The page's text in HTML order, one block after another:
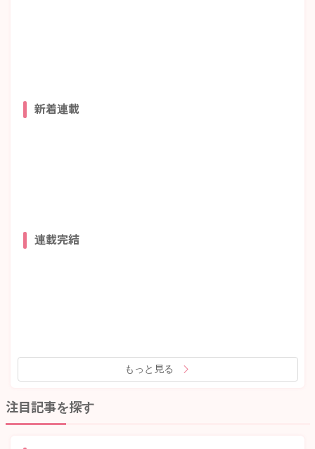
新着連載
連載完結
もっと見る
注目記事を探す